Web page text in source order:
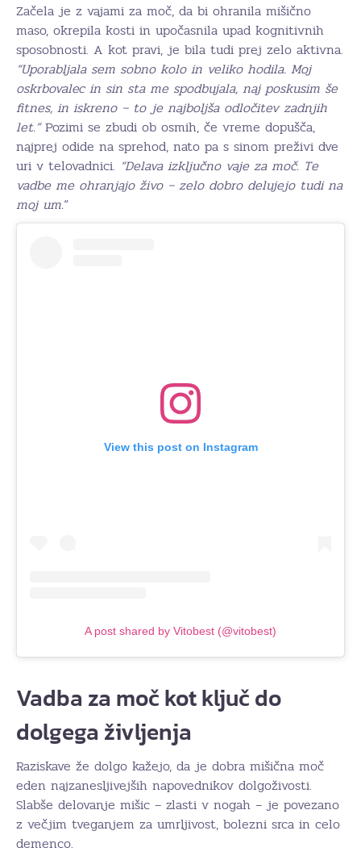
Začela je z vajami za moč, da bi ohranila mišično
maso, okrepila kosti in upočasnila upad kognitivnih
sposobnosti. A kot pravi, je bila tudi prej zelo aktivna.
“Uporabljala sem sobno kolo in veliko hodila. Moj
oskrbovalec in sin sta me spodbujala, naj poskusim še
fitnes, in iskreno – to je najboljša odločitev zadnjih
let.”Pozimi se zbudi ob osmih, če vreme dopušča,
najprej odide na sprehod, nato pa s sinom preživi dve
uri v telovadnici. “Delava izključno vaje za moč. Te
vadbe me ohranjajo živo – zelo dobro delujejo tudi na
moj um.“
View this post on Instagram
A post shared by Vitobest (@vitobest)
Vadba za moč kot ključ do
dolgega življenja
Raziskave že dolgo kažejo, da je dobra mišična moč
eden najzanesljivejših napovednikov dolgoživosti.
Slabše delovanje mišic – zlasti v nogah – je povezano
z večjim tveganjem za umrljivost, bolezni srca in celo
demenco.